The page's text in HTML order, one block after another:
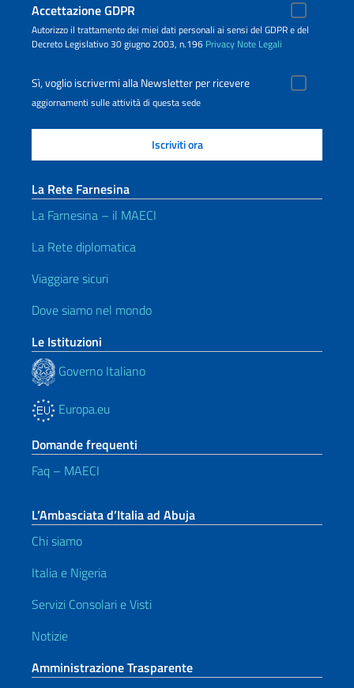
Accettazione GDPR
Autorizzo il trattamento dei miei dati personali ai sensi del GDPR e del
Decreto Legislativo 30 giugno 2003, n.196 Privacy Note Legali
Sì, voglio iscrivermi alla Newsletter per ricevere
aggiornamenti sulle attività di questa sede
La Rete Farnesina
La Farnesina – il MAECI
La Rete diplomatica
Viaggiare sicuri
Dove siamo nel mondo
Le Istituzioni
Governo Italiano
Europa.eu
Domande frequenti
Faq – MAECI
L’Ambasciata d’Italia ad Abuja
Chi siamo
Italia e Nigeria
Servizi Consolari e Visti
Notizie
Amministrazione Trasparente